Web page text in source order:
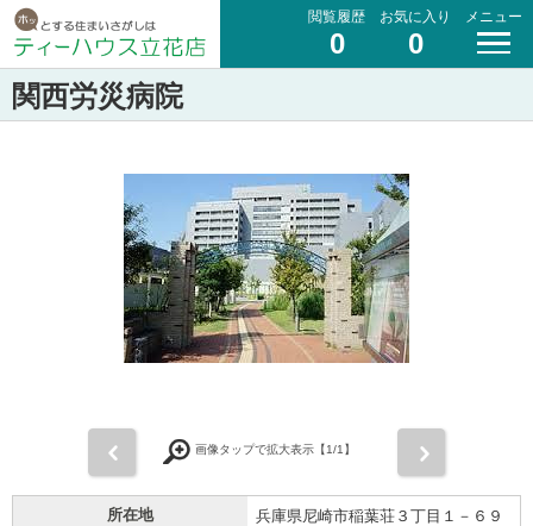
閲覧履歴
0
お気に入り
0
メニュー
関西労災病院
画像タップで拡大表示【1/1】
所在地 兵庫県尼崎市稲葉荘３丁目１－６９